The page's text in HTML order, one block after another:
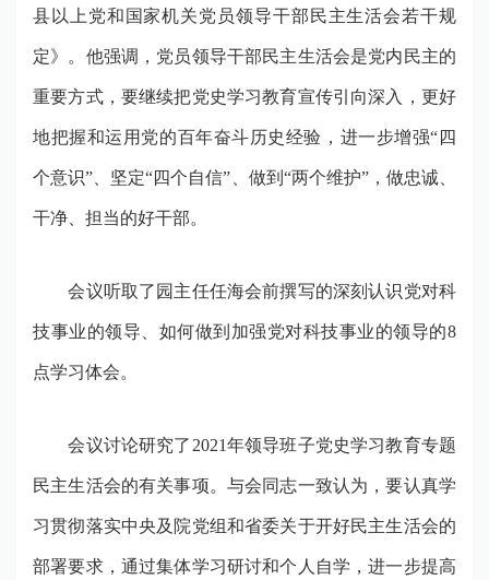
县以上党和国家机关党员领导干部民主生活会若干规
定》。他强调，党员领导干部民主生活会是党内民主的
重要方式，要继续把党史学习教育宣传引向深入，更好
地把握和运用党的百年奋斗历史经验，进一步增强“ 四
个意识” 、坚定“四个自信” 、做到 “两个维护”，做忠诚、
干净、担当的好干部。
会议听取了园主任任海会前撰写的深刻认识党对科
技事业的领导、如何做到加强党对科技事业的领导的8
点学习体会。
会议讨论研究了 2021年领导班子党史学习教育专题
民主生活会的有关事项。与会同志一致认为，要认真学
习贯彻落实中央及院党组和省委关于开好民主生活会的
部署要求，通过集体学习研讨和个人自学，进一步提高